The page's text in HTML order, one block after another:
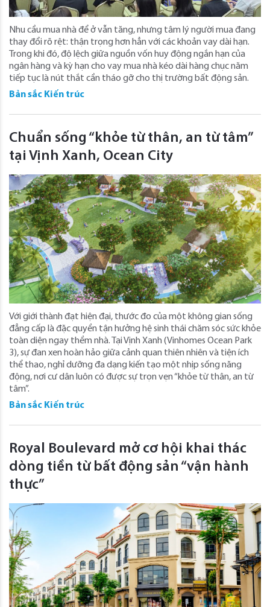
Nhu cầu mua nhà để ở vẫn tăng, nhưng tâm lý người mua đang
thay đổi rõ rệt: thận trọng hơn hẳn với các khoản vay dài hạn.
Trong khi đó, độ lệch giữa nguồn vốn huy động ngắn hạn của
ngân hàng và kỳ hạn cho vay mua nhà kéo dài hàng chục năm
tiếp tục là nút thắt cần tháo gỡ cho thị trường bất động sản.
Bản sắc Kiến trúc
Chuẩn sống “khỏe từ thân, an từ tâm”
tại Vịnh Xanh, Ocean City
Với giới thành đạt hiện đại, thước đo của một không gian sống
đẳng cấp là đặc quyền tận hưởng hệ sinh thái chăm sóc sức khỏe
toàn diện ngay thềm nhà. Tại Vịnh Xanh (Vinhomes Ocean Park
3), sự đan xen hoàn hảo giữa cảnh quan thiên nhiên và tiện ích
thể thao, nghỉ dưỡng đa dạng kiến tạo một nhịp sống năng
động, nơi cư dân luôn có được sự trọn vẹn “khỏe từ thân, an từ
tâm”.
Bản sắc Kiến trúc
Royal Boulevard mở cơ hội khai thác
dòng tiền từ bất động sản “vận hành
thực”